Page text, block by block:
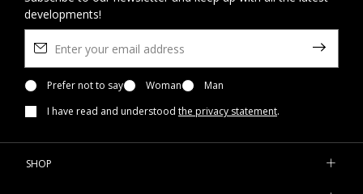
developments!
Prefer not to say Woman
Man
I have read and understood the privacy statement.
SHOP